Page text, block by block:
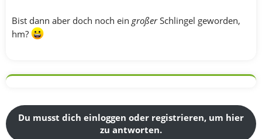
Bist dann aber doch noch ein großerSchlingel geworden,
hm?
Du musst dich einloggen oder registrieren, um hier
zu antworten.